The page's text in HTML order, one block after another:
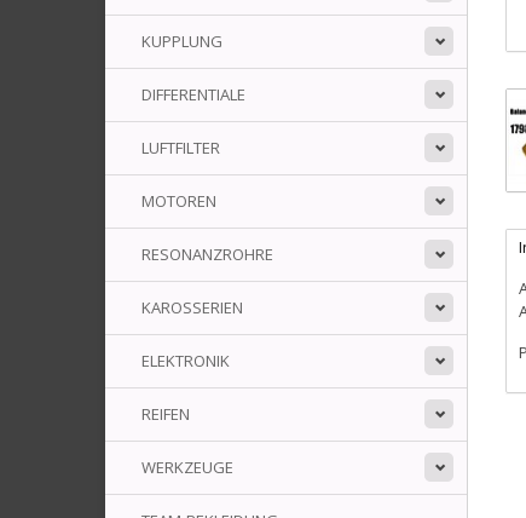
KUPPLUNG
DIFFERENTIALE
LUFTFILTER
MOTOREN
RESONANZROHRE
KAROSSERIEN
ELEKTRONIK
REIFEN
WERKZEUGE